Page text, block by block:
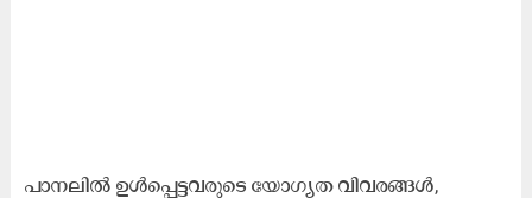
പാനലിൽ ഉൾപ്പെട്ടവരുടെ യോഗ്യത വിവരങ്ങൾ,